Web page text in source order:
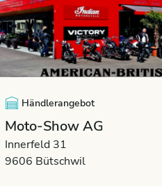
Händlerangebot
Moto-Show AG
Innerfeld 31
9606 Bütschwil